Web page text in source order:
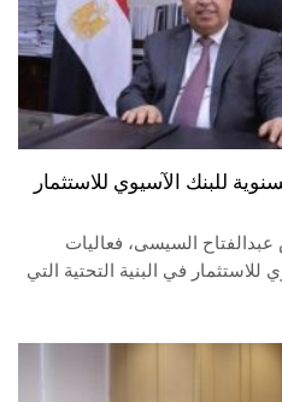
للبنك الآسيوي للاستثمار
عبدالفتاح السيسى، فعاليات
للاستثمار في البنية التحتية التي